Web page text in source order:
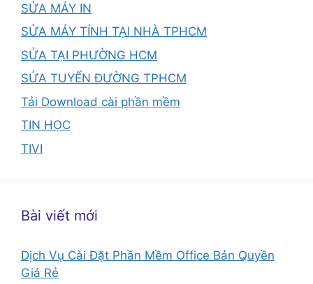
SỬA MÁY IN
SỬA MÁY TÍNH TẠI NHÀ TPHCM
SỬA TẠI PHƯỜNG HCM
SỬA TUYẾN ĐƯỜNG TPHCM
Tải Download cài phần mềm
TIN HỌC
TIVI
Bài viết mới
Dịch Vụ Cài Đặt Phần Mềm Office Bản Quyền
Giá Rẻ